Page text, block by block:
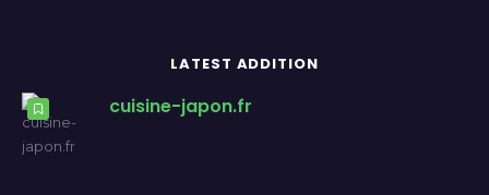
LATEST ADDITION
cuisine-japon.fr